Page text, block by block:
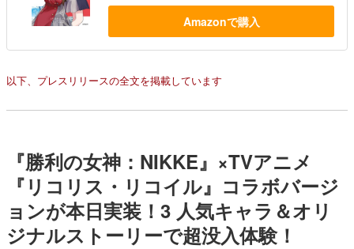
Amazonで購入
以下、プレスリリースの全文を掲載しています
『勝利の女神：NIKKE』×TVアニメ
『リコリス・リコイル』コラボバージ
ョンが本日実装！3 人気キャラ＆オリ
ジナルストーリーで超没入体験！